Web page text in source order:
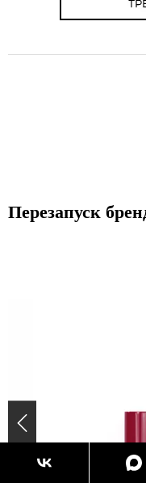
Перезапуск